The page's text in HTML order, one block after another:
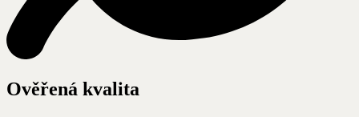
Ověřená kvalita